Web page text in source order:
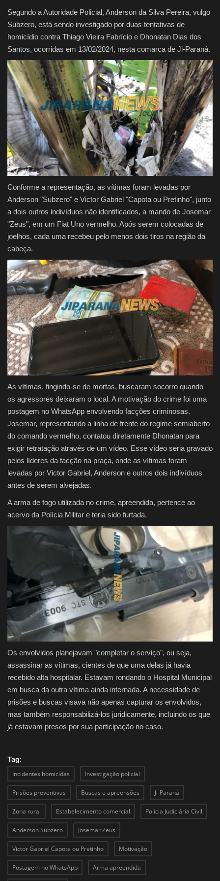
Segundo a Autoridade Policial, Anderson da Silva Pereira, vulgo
Subzero, está sendo investigado por duas tentativas de
homicídio contra Thiago Vieira Fabrício e Dhonatan Dias dos
Santos, ocorridas em 13/02/2024, nesta comarca de Ji-Paraná.
Conforme a representação, as vítimas foram levadas por
Anderson "Subzero" e Victor Gabriel "Capota ou Pretinho", junto
a dois outros indivíduos não identificados, a mando de Josemar
"Zeus", em um Fiat Uno vermelho. Após serem colocadas de
joelhos, cada uma recebeu pelo menos dois tiros na região da
cabeça.
As vítimas, fingindo-se de mortas, buscaram socorro quando
os agressores deixaram o local. A motivação do crime foi uma
postagem no WhatsApp envolvendo facções criminosas.
Josemar, representando a linha de frente do regime semiaberto
do comando vermelho, contatou diretamente Dhonatan para
exigir retratação através de um vídeo. Esse vídeo seria gravado
pelos líderes da facção na praça, onde as vítimas foram
levadas por Victor Gabriel, Anderson e outros dois indivíduos
antes de serem alvejadas.
A arma de fogo utilizada no crime, apreendida, pertence ao
acervo da Polícia Militar e teria sido furtada.
Os envolvidos planejavam "completar o serviço", ou seja,
assassinar as vítimas, cientes de que uma delas já havia
recebido alta hospitalar. Estavam rondando o Hospital Municipal
em busca da outra vítima ainda internada. A necessidade de
prisões e buscas visava não apenas capturar os envolvidos,
mas também responsabilizá-los juridicamente, incluindo os que
já estavam presos por sua participação no caso.
Tag:
Incidentes homicidas
Investigação policial
Prisões preventivas Buscas e apreensões Ji-Paraná
Zona rural Estabelecimento comercial Polícia Judiciária Civil
Anderson Subzero Josemar Zeus
Victor Gabriel Capota ou Pretinho Motivação
Postagem no WhatsApp Arma apreendida